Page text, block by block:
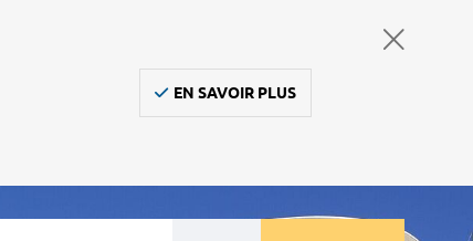
EN SAVOIR PLUS